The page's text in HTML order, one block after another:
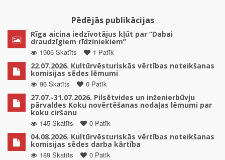
Pēdējās publikācijas
Rīga aicina iedzīvotājus kļūt par “Dabai
draudzīgiem rīdziniekiem”
1906 Skatīts
1 Patīk
22.07.2026. Kultūrvēsturiskās vērtības noteikšanas
komisijas sēdes lēmumi
96 Skatīts
0 Patīk
27.07.-31.07.2026. Pilsētvides un inženierbūvju
pārvaldes Koku novērtēšanas nodaļas lēmumi par
koku ciršanu
145 Skatīts
0 Patīk
04.08.2026. Kultūrvēsturiskās vērtības noteikšanas
komisijas sēdes darba kārtība
189 Skatīts
0 Patīk